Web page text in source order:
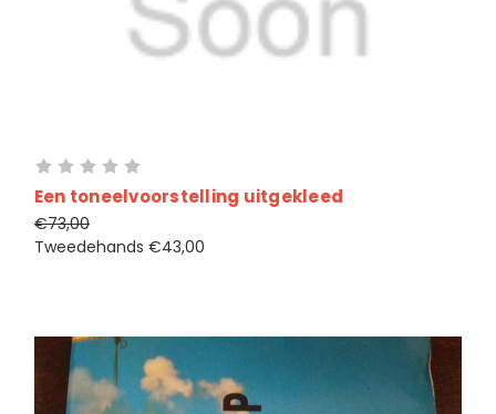
Een toneelvoorstelling uitgekleed
€73,00
Tweedehands €43,00